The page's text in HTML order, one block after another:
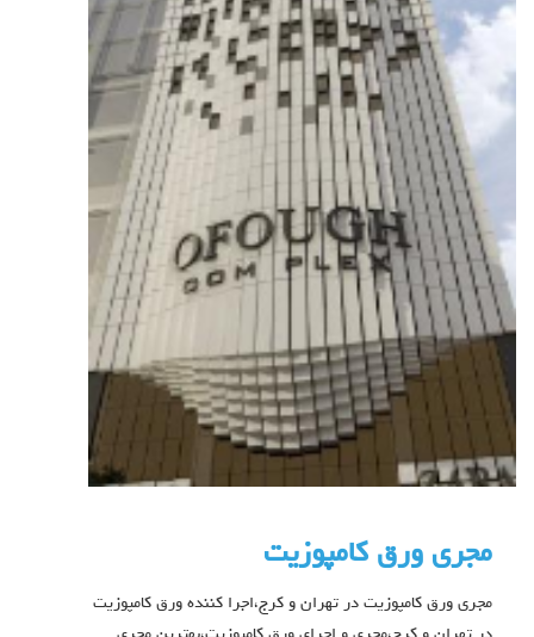
مجری ورق کامپوزیت
مجری ورق کامپوزیت در تهران و کرج،اجرا کننده ورق کامپوزیت